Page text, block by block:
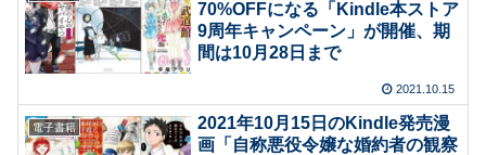
70%OFFになる「Kindle本ストア
9周年キャンペーン」が開催、期
間は10月28日まで
2021.10.15
電子書籍
2021年10月15日のKindle発売漫
画「自称悪役令嬢な婚約者の観察